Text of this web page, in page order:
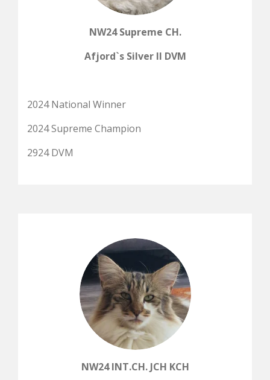
NW24 Supreme CH.
Afjord`s Silver II DVM
2024 National Winner
2024 Supreme Champion
2924 DVM
NW24 INT.CH. JCH KCH